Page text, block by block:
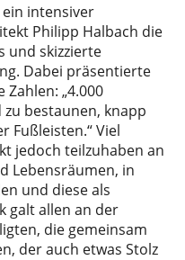
ein intensiver
Philipp Halbach die
und skizzierte
Dabei präsentierte
„4.000
bestaunen, knapp
Fußleisten.“ Viel
jedoch teilzuhaben an
Lebensräumen, in
und diese als
galt allen an der
die gemeinsam
der auch etwas Stolz